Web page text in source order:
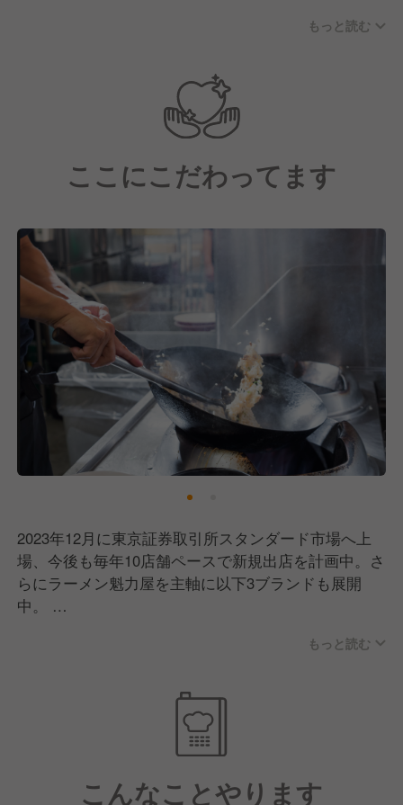
・20代店長、30代部長も多く活躍しています。もっと読む
ここにこだわってます
2023年12月に東京証券取引所スタンダード市場へ上
場、今後も毎年10店舗ペースで新規出店を計画中。さ
らにラーメン魁力屋を主軸に以下3ブランドも展開
中。
た。もちろん、魁力屋も例外ではありません。それで
も多くのお客さまが変わらず足を運んでくださったの
は、ずっと接客にこだわってきた成果だと思っていま
もっと読む
こんなことやります